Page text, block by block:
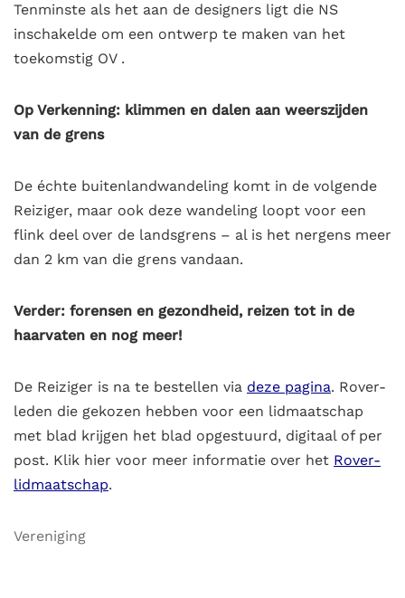
Tenminste als het aan de designers ligt die NS
inschakelde om een ontwerp te maken van het
toekomstig OV .
Op Verkenning: klimmen en dalen aan weerszijden
van de grens
De échte buitenlandwandeling komt in de volgende
Reiziger, maar ook deze wandeling loopt voor een
flink deel over de landsgrens – al is het nergens meer
dan 2 km van die grens vandaan.
Verder: forensen en gezondheid, reizen tot in de
haarvaten en nog meer!
De Reiziger is na te bestellen via deze pagina. Rover-
leden die gekozen hebben voor een lidmaatschap
met blad krijgen het blad opgestuurd, digitaal of per
post. Klik hier voor meer informatie over het Rover-
lidmaatschap.
Vereniging